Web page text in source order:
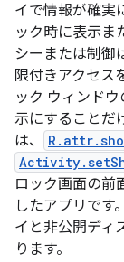
イで情報が確実
ック時に表示ま
シーまたは制御
限付きアクセス
ック ウィンド
示にすることだ
は、
ロック画面の前
したアプリです
イと非公開ディ
ります。